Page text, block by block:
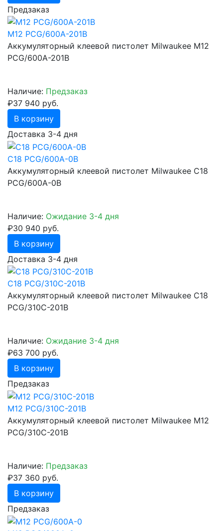
Предзаказ
M12 PCG/600A-201B
Аккумуляторный клеевой пистолет Milwaukee M12
PCG/600A-201B
Наличие: Предзаказ
₽37 940 руб.
В корзину
Доставка 3-4 дня
C18 PCG/600A-0B
Аккумуляторный клеевой пистолет Milwaukee C18
PCG/600A-0B
Наличие: Ожидание 3-4 дня
₽30 940 руб.
В корзину
Доставка 3-4 дня
C18 PCG/310C-201B
Аккумуляторный клеевой пистолет Milwaukee C18
PCG/310C-201B
Наличие: Ожидание 3-4 дня
₽63 700 руб.
В корзину
Предзаказ
M12 PCG/310C-201B
Аккумуляторный клеевой пистолет Milwaukee M12
PCG/310C-201B
Наличие: Предзаказ
₽37 360 руб.
В корзину
Предзаказ